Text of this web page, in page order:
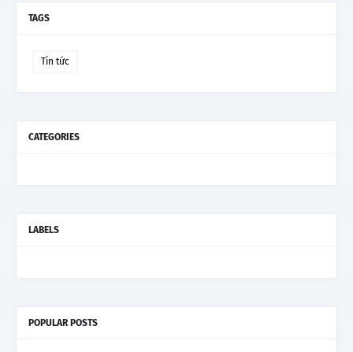
TAGS
Tin tức
CATEGORIES
LABELS
POPULAR POSTS